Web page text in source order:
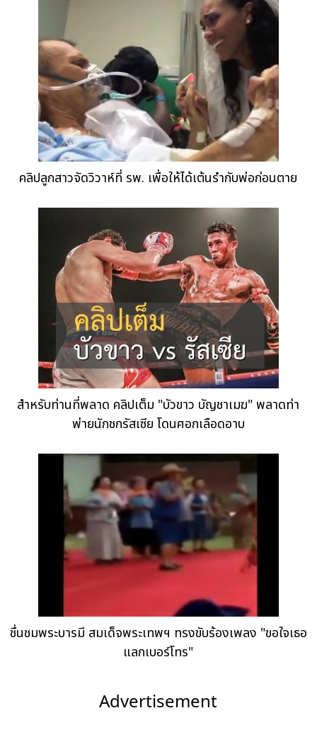
คลิปลูกสาวจัดวิวาห์ที่ รพ. เพื่อให้ได้เต้นรำกับพ่อก่อนตาย
สำหรับท่านที่พลาด คลิปเต็ม "บัวขาว บัญชาเมฆ" พลาดท่า
พ่ายนักชกรัสเซีย โดนศอกเลือดอาบ
ชื่นชมพระบารมี สมเด็จพระเทพฯ ทรงขับร้องเพลง "ขอใจเธอ
แลกเบอร์โทร"
Advertisement